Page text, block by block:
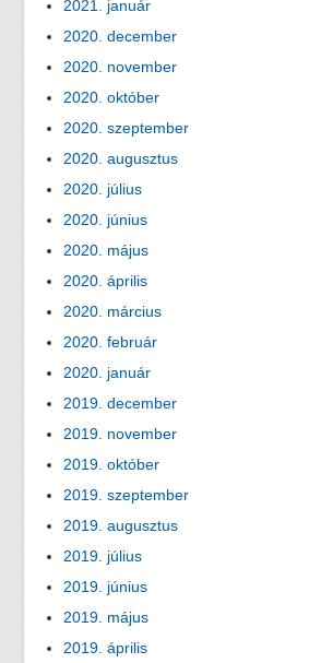
2021. január
2020. december
2020. november
2020. október
2020. szeptember
2020. augusztus
2020. július
2020. június
2020. május
2020. április
2020. március
2020. február
2020. január
2019. december
2019. november
2019. október
2019. szeptember
2019. augusztus
2019. július
2019. június
2019. május
2019. április